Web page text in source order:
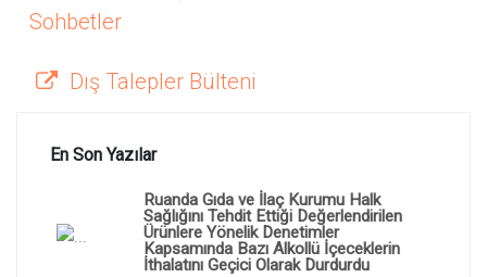
Sohbetler
Dış Talepler Bülteni
En Son Yazılar
Ruanda Gıda ve İlaç Kurumu Halk
Sağlığını Tehdit Ettiği Değerlendirilen
Ürünlere Yönelik Denetimler
Kapsamında Bazı Alkollü İçeceklerin
İthalatını Geçici Olarak Durdurdu